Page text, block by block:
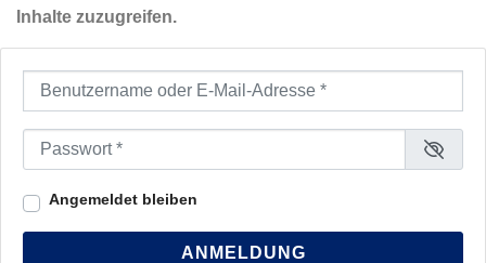
Inhalte zuzugreifen.
Benutzername oder E-Mail-Adresse
Passwort
Angemeldet bleiben
ANMELDUNG